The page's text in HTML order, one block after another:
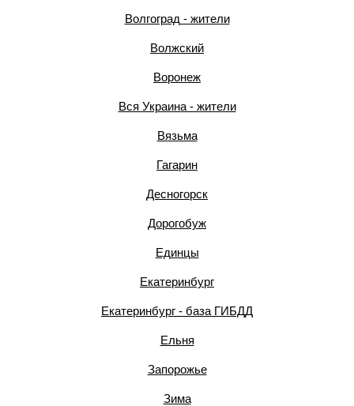
Волгоград - жители
Волжский
Воронеж
Вся Украина - жители
Вязьма
Гагарин
Десногорск
Дорогобуж
Единцы
Екатеринбург
Екатеринбург - база ГИБДД
Ельня
Запорожье
Зима